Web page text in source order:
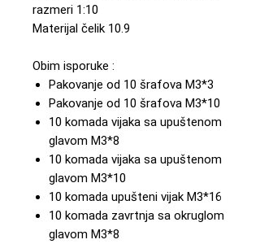
razmeri 1:10
Materijal čelik 10.9
Obim isporuke :
Pakovanje od 10 šrafova M3*3
Pakovanje od 10 šrafova M3*10
10 komada vijaka sa upuštenom
glavom M3*8
10 komada vijaka sa upuštenom
glavom M3*10
10 komada upušteni vijak M3*16
10 komada zavrtnja sa okruglom
glavom M3*8